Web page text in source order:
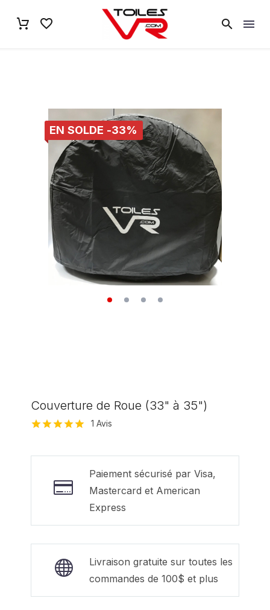
EN SOLDE -33%
Couverture de Roue (33" à 35")
1 Avis
Paiement sécurisé par Visa,
Mastercard et American
Express
Livraison gratuite sur toutes les
commandes de 100$ et plus